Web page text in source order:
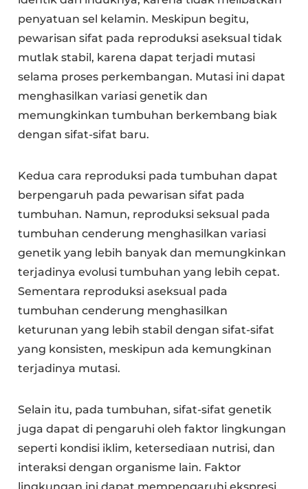
penyatuan sel kelamin. Meskipun begitu,
pewarisan sifat pada reproduksi aseksual tidak
mutlak stabil, karena dapat terjadi mutasi
selama proses perkembangan. Mutasi ini dapat
menghasilkan variasi genetik dan
memungkinkan tumbuhan berkembang biak
dengan sifat-sifat baru.
Kedua cara reproduksi pada tumbuhan dapat
berpengaruh pada pewarisan sifat pada
tumbuhan. Namun, reproduksi seksual pada
tumbuhan cenderung menghasilkan variasi
genetik yang lebih banyak dan memungkinkan
terjadinya evolusi tumbuhan yang lebih cepat.
Sementara reproduksi aseksual pada
tumbuhan cenderung menghasilkan
keturunan yang lebih stabil dengan sifat-sifat
yang konsisten, meskipun ada kemungkinan
terjadinya mutasi.
Selain itu, pada tumbuhan, sifat-sifat genetik
juga dapat di pengaruhi oleh faktor lingkungan
seperti kondisi iklim, ketersediaan nutrisi, dan
interaksi dengan organisme lain. Faktor